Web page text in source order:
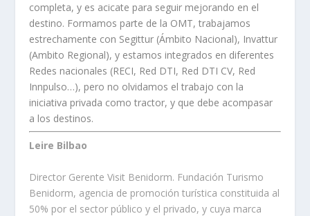
completa, y es acicate para seguir mejorando en el
destino. Formamos parte de la OMT, trabajamos
estrechamente con Segittur (Ámbito Nacional), Invattur
(Ambito Regional), y estamos integrados en diferentes
Redes nacionales (RECI, Red DTI, Red DTI CV, Red
Innpulso…), pero no olvidamos el trabajo con la
iniciativa privada como tractor, y que debe acompasar
a los destinos.
Leire Bilbao
Director Gerente Visit Benidorm. Fundación Turismo
Benidorm, agencia de promoción turística constituida al
50% por el sector público y el privado, y cuya marca